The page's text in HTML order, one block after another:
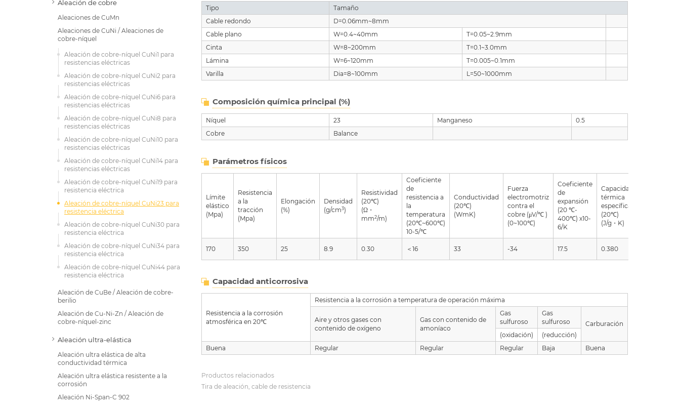
Tipo
Tamaño
Cable redondo
D=0.06mm~8mm
Cable plano
W=0.4~40mm
T=0.05~2.9mm
Cinta
W=8~200mm
T=0.1~3.0mm
Lámina
W=6~120mm
T=0.005~0.1mm
Varilla
Dia=8~100mm L=50~1000mm
Composición química principal (%)
Níquel 23 Manganeso
0.5
Cobre
Balance
Parámetros físicos
Límite
elástico
(Mpa)
Resistencia
a la
tracción
(Mpa)
Elongación
(%)
Densidad
(g/cm3)
Resistividad
(20℃)
(Ω・
mm2/m)
Coeficiente
de
resistencia a
la
temperatura
(20℃~600℃)
10-5/℃
Conductividad
(20℃)
(WmK)
Fuerza
electromotriz
contra el
cobre (μV/℃ )
(0~100℃)
Coeficiente
de
expansión
(20 ℃-
400℃) x10-
6/K
Capacidad
térmica
específica
(20℃)
(J/g・K)
170 350 25 8.9 0.30 ＜16 33 -34 17.5 0.380
Capacidad anticorrosiva
Resistencia a la corrosión
atmosférica en 20℃
Resistencia a la corrosión a temperatura de operación máxima
Aire y otros gases con
contenido de oxígeno
Gas con contenido de
amoníaco
Gas
sulfuroso
Gas
sulfuroso
Carburación
(oxidación)
(reducción)
Buena
Regular Regular Regular Baja Buena
Productos relacionados
Tira de aleación, cable de resistencia
Aleación de cobre
Aleaciones de CuMn
Aleaciones de CuNi / Aleaciones de
cobre-níquel
Aleación de cobre-níquel CuNi1 para
resistencias eléctricas
Aleación de cobre-níquel CuNi2 para
resistencias eléctricas
Aleación de cobre-níquel CuNi6 para
resistencias eléctricas
Aleación de cobre-níquel CuNi8 para
resistencias eléctricas
Aleación de cobre-níquel CuNi10 para
resistencias eléctricas
Aleación de cobre-níquel CuNi14 para
resistencias eléctricas
Aleación de cobre-níquel CuNi19 para
resistencia eléctrica
Aleación de cobre-níquel CuNi23 para
resistencia eléctrica
Aleación de cobre-níquel CuNi30 para
resistencia eléctrica
Aleación de cobre-níquel CuNi34 para
resistencia eléctrica
Aleación de cobre-níquel CuNi44 para
resistencia eléctrica
Aleación de CuBe / Aleación de cobre-
berilio
Aleación de Cu-Ni-Zn / Aleación de
cobre-níquel-zinc
Aleación ultra-elástica
Aleación ultra elástica de alta
conductividad térmica
Aleación ultra elástica resistente a la
corrosión
Aleación Ni-Span-C 902